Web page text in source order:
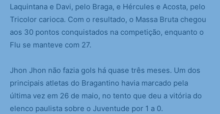
Laquintana e Davi, pelo Braga, e Hércules e Acosta, pelo
Tricolor carioca. Com o resultado, o Massa Bruta chegou
aos 30 pontos conquistados na competição, enquanto o
Flu se manteve com 27.
Jhon Jhon não fazia gols há quase três meses. Um dos
principais atletas do Bragantino havia marcado pela
última vez em 26 de maio, no tento que deu a vitória do
elenco paulista sobre o Juventude por 1 a 0.